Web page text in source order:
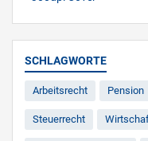
SCHLAGWORTE
Arbeitsrecht Pension
Steuerrecht